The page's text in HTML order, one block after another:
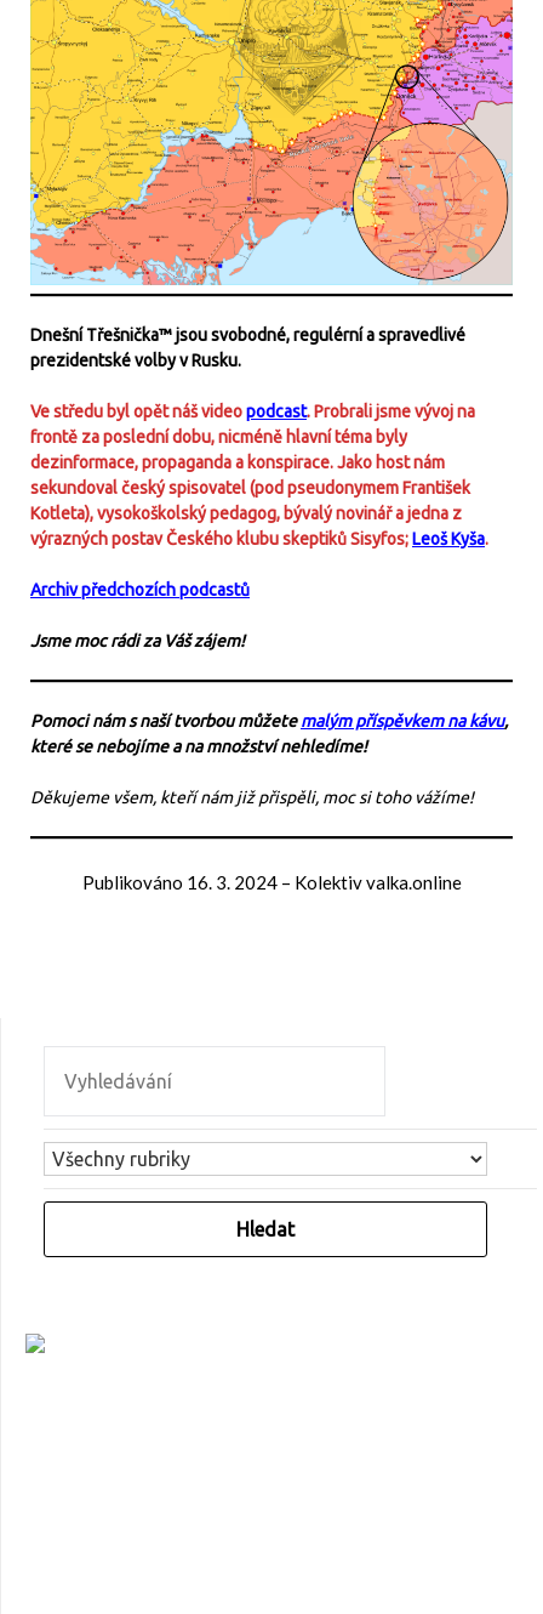
Dnešní Třešnička™ jsou svobodné, regulérní a spravedlivé
prezidentské volby v Rusku.
Ve středu byl opět náš videopodcast. Probrali jsme vývoj na
frontě za poslední dobu, nicméně hlavní téma byly
dezinformace, propaganda a konspirace. Jako host nám
sekundoval český spisovatel (pod pseudonymem František
Kotleta), vysokoškolský pedagog, bývalý novinář a jedna z
výrazných postav Českého klubu skeptiků Sisyfos;Leoš Kyša.
Archiv předchozích podcastů
Jsme moc rádi za Váš zájem!
Pomoci nám s naší tvorbou můžetemalým příspěvkem na kávu,
které se nebojíme a na množství nehledíme!
Děkujeme všem, kteří nám již přispěli, moc si toho vážíme!
Publikováno 16. 3. 2024– Kolektiv valka.online